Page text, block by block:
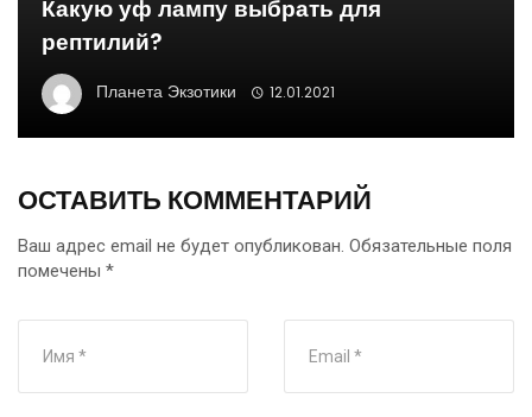
Какую уф лампу выбрать для
рептилий?
Планета Экзотики 12.01.2021
ОСТАВИТЬ КОММЕНТАРИЙ
Ваш адрес email не будет опубликован. Обязательные поля
помечены *